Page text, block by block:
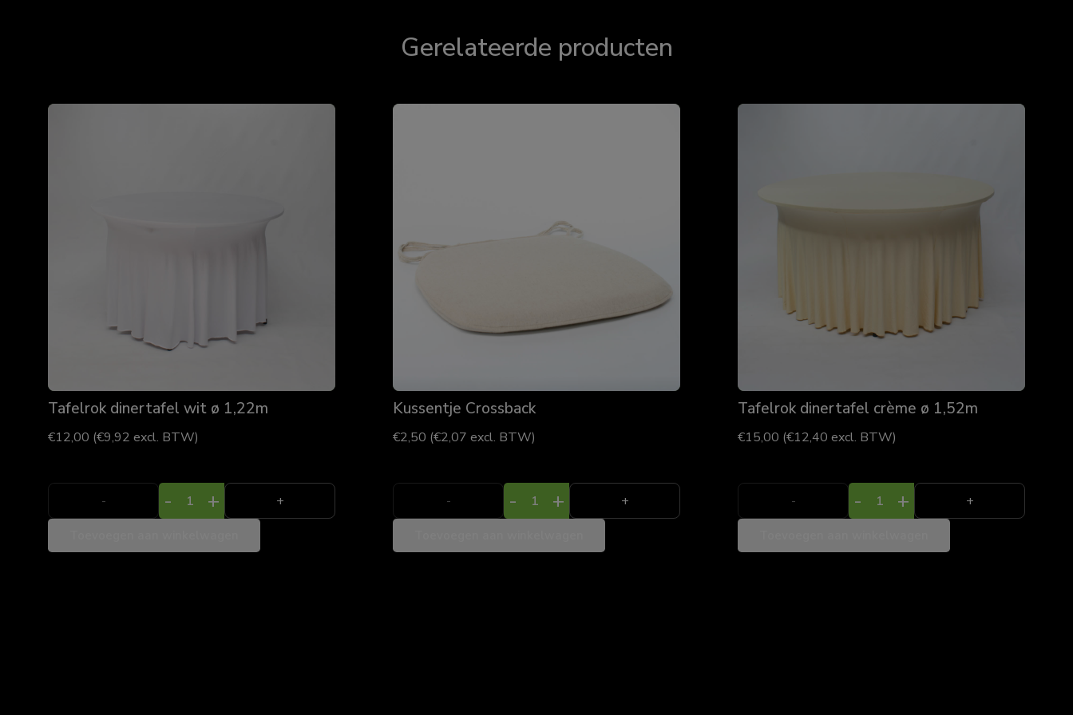
Gerelateerde producten
Tafelrok dinertafel wit ø 1,22m
€12,00 (€9,92 excl. BTW)
dinertafel
- +
Kussentje Crossback
€2,50 (€2,07 excl. BTW)
Crossback
- +
Tafelrok dinertafel crème ø 1,52m
€15,00 (€12,40 excl. BTW)
dinertafel
- +